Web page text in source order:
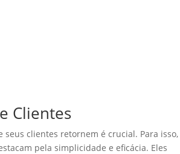
Clientes
clientes retornem é crucial. Para isso,
pela simplicidade e eficácia. Eles